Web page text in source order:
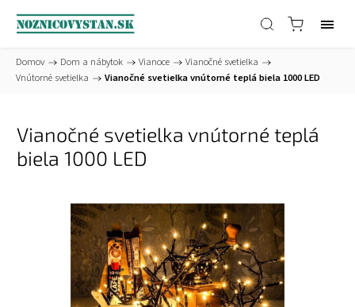
Domov / Dom a nábytok / Vianoce / Vianočné svetielka /
Vnútorné svetielka / Vianočné svetielka vnútorné teplá biela 1000 LED
Vianočné svetielka vnútorné teplá
biela 1000 LED